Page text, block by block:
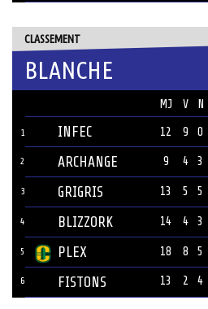
CLASSEMENT
BLANCHE
MJ V N
1 INFEC 12 9 0
2 ARCHANGE 9 4 3
3 GRIGRIS 13 5 5
4 BLIZZORK 14 4 3
5 PLEX 18 8 5
6 FISTONS 13 2 4